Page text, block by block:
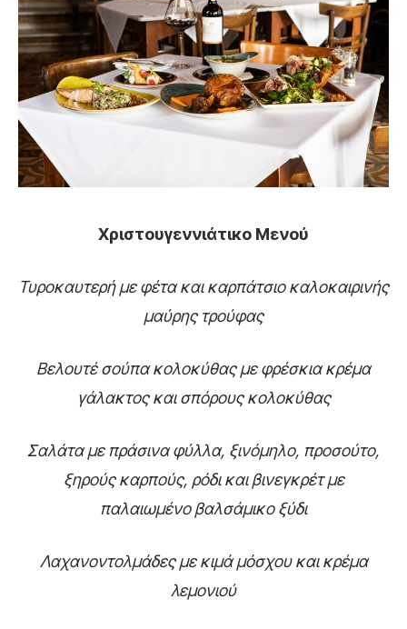
Χριστουγεννιάτικο Μενού
Τυροκαυτερή με φέτα και καρπάτσιο καλοκαιρινής
μαύρης τρούφας
Βελουτέ σούπα κολοκύθας με φρέσκια κρέμα
γάλακτος και σπόρους κολοκύθας
Σαλάτα με πράσινα φύλλα, ξινόμηλο, προσούτο,
ξηρούς καρπούς, ρόδι και βινεγκρέτ με
παλαιωμένο βαλσάμικο ξύδι
Λαχανοντολμάδες με κιμά μόσχου και κρέμα
λεμονιού